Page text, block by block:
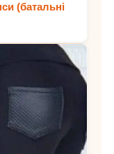
(батальні